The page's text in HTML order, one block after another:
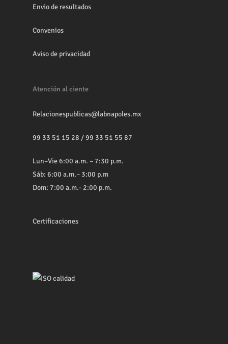
Envio de resultados
Convenios
Aviso de privacidad
Atención al ciente
Relacionespublicas@labnapoles.mx
99 33 51 15 28 /99 33 51 55 87
Lun–Vie 6:00 a.m. – 7:30 p.m.
Sáb: 6:00 a.m.– 3:00 p.m
Dom: 7:00 a.m.- 2:00 p.m.
Certificaciones